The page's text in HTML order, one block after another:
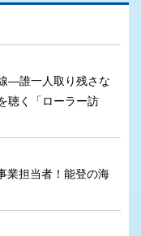
―誰一人取り残さな
聴く「ローラー訪
業担当者！能登の海